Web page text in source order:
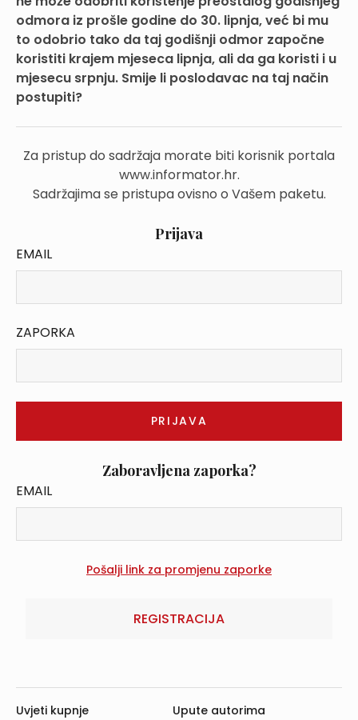
odmora iz prošle godine do 30. lipnja, već bi mu
to odobrio tako da taj godišnji odmor započne
koristiti krajem mjeseca lipnja, ali da ga koristi i u
mjesecu srpnju. Smije li poslodavac na taj način
postupiti?
Za pristup do sadržaja morate biti korisnik portala
www.informator.hr.
Sadržajima se pristupa ovisno o Vašem paketu.
Prijava
EMAIL
ZAPORKA
Zaboravljena zaporka?
EMAIL
REGISTRACIJA
Uvjeti kupnje Upute autorima